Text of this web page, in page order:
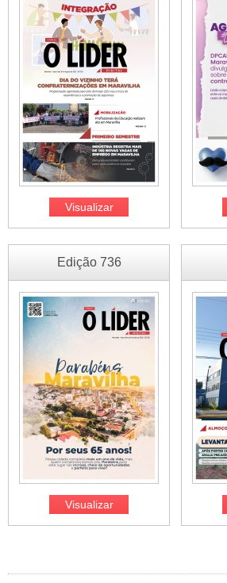
Visualizar
Edição 736
Visualizar